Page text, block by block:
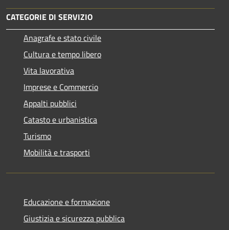
CATEGORIE DI SERVIZIO
Anagrafe e stato civile
Cultura e tempo libero
Vita lavorativa
Imprese e Commercio
Appalti pubblici
Catasto e urbanistica
Turismo
Mobilità e trasporti
Educazione e formazione
Giustizia e sicurezza pubblica